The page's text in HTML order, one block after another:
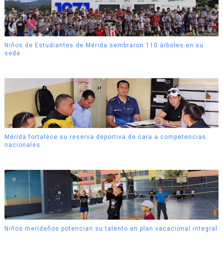
Niños de Estudiantes de Mérida sembraron 110 árboles en su
sede
Mérida fortalece su reserva deportiva de cara a competencias
nacionales
Niños merideños potencian su talento en plan vacacional integral